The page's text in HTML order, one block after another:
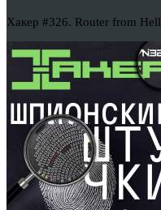
Хакер #326. Router from Hell